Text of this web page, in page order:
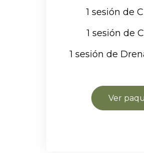
1 sesión de
1 sesión de
1 sesión de
Ver